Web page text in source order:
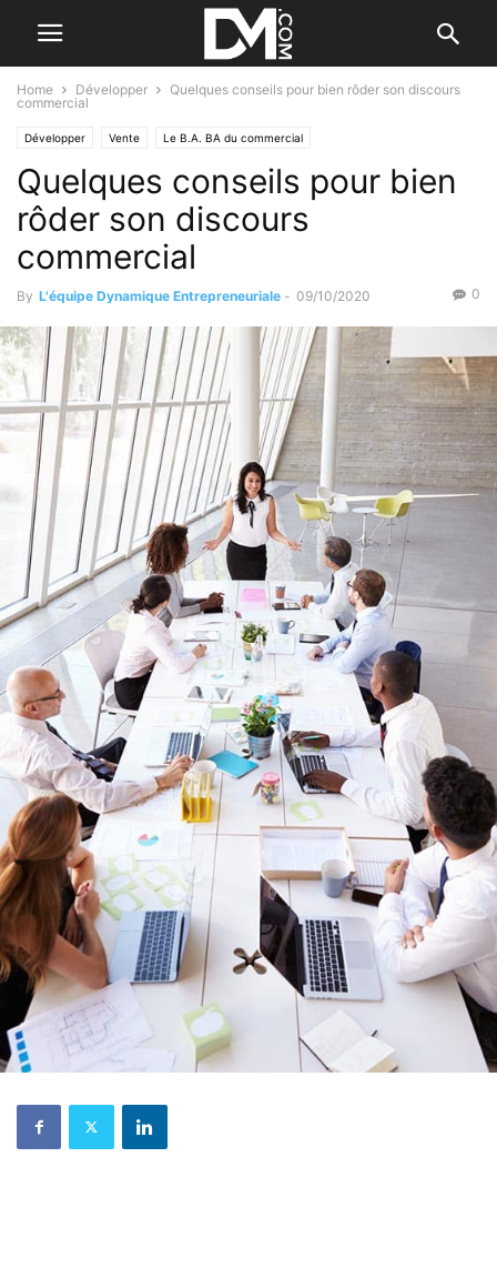
Home Développer
Quelques conseils pour bien rôder son discours
commercial
Développer Vente Le B.A. BA du commercial
Quelques conseils pour bien
rôder son discours
commercial
By L'équipe Dynamique Entrepreneuriale - 09/10/2020 0